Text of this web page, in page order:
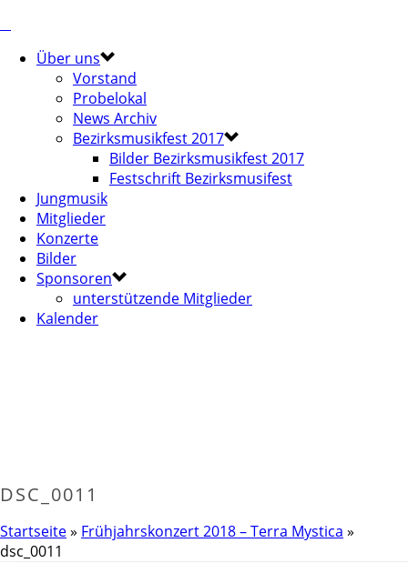
Über uns
Vorstand
Probelokal
News Archiv
Bezirksmusikfest 2017
Bilder Bezirksmusikfest 2017
Festschrift Bezirksmusifest
Jungmusik
Mitglieder
Konzerte
Bilder
Sponsoren
unterstützende Mitglieder
Kalender
DSC_0011
Startseite» Frühjahrskonzert 2018 – Terra Mystica »
dsc_0011